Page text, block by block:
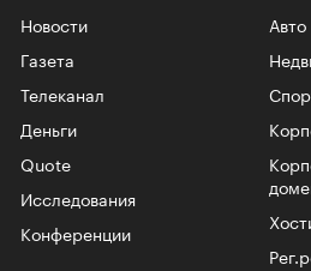
Новости
Газета
Телеканал
Авто
Деньги
Quote
Исследования
Конференции